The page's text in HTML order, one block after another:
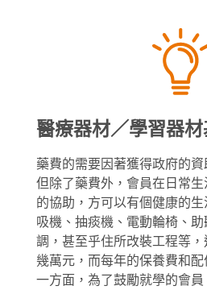
醫療器材／學習器
藥費的需要因著獲得政府的資
但除了藥費外，會員在日常
的協助，方可以有個健康的
吸機、抽痰機、電動輪椅、
調，甚至乎住所改裝工程等
幾萬元，而每年的保養費和
一方面，為了鼓勵就學的會